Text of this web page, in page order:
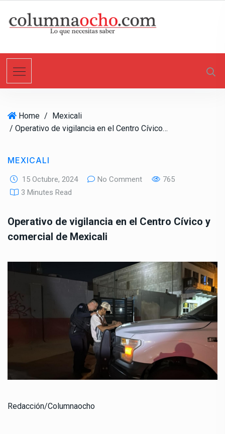
t
Home / Mexicali
/ Operativo de vigilancia en el Centro Cívico y comercial de Mexicali
MEXICALI
15 Octubre, 2024 No Comment
765
3 Minutes Read
Operativo de vigilancia en el Centro Cívico y
comercial de Mexicali
Redacción/Columnaocho